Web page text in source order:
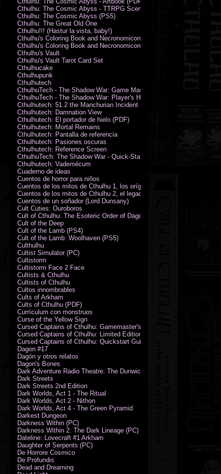
Cthulhu: The Cosmic Abyss - TTRPG Scenario - Arkham Horror (PDF)
Cthulhu: The Cosmic Abyss (PS5)
Cthulhu: The Great Old One
Cthulhu!!! (Hastur la vista, baby!)
Cthulhu's Coloring Book and Necronomicon of Sunny Day Doings
Cthulhu's Coloring Book and Necronomicon of Sunny Day Doings New
Cthulhu's Vault
Cthulhu's Vault Tarot Card Set
Cthulhucake
Cthulhupunk
Cthulhutech
CthulhuTech - The Shadow War: Game Master's Guide (PDF)
CthulhuTech - The Shadow War: Player's Handbook (PDF)
Cthulhutech: 51.2 the Manchurian Incident (PDF)
Cthulhutech: Damnation View
Cthulhutech: El portador de hielo (PDF)
Cthulhutech: Mortal Remains
Cthulhutech: Pantalla de referencia
Cthulhutech: Pasiones oscuras
Cthulhutech: Reference Screen
CthulhuTech: The Shadow War - Quick-Start Rules (PDF)
Cthulhutech: Vademécum
Cuaderno de ideas
Cuentos de horror para niños
Cuentos de los mitos de Cthulhu 1, los orígenes
Cuentos de los mitos de Cthulhu 2, el legado
Cuentos de un soñador (Lord Dunsany)
Cult Cuties: Ouroboros
Cult of Cthulhu: The Esoteric Order of Dagon Vol.1: Book One
Cult of the Deep
Cult of the Lamb (PS4)
Cult of the Lamb: Woolhaven (PS5)
Culthulhu
Cultist Simulator (PC)
Cultistorm
Cultistorm Face 2 Face
Cultists & Cthulhu
Cultists of Cthulhu
Cultos innombrables
Cults of Arkham
Cults of Cthulhu (PDF)
Currículum con monstruos
Curse of the Yellow Sign
Cursed Captains of Cthulhu: Gamemaster's Toolkit & Dice
Cursed Captains of Cthulhu: Limited Edition
Cursed Captains of Cthulhu: Quickstart Guide (PDF)
Dagon #17
Dagón y otros relatos
Dagon's Bones
Dark Adventure Radio Theatre: The Dunwich Horror - Audio CD with
Dark Streets
Dark Streets 2nd Edition
Dark Worlds, Act 1 - The Ritual
Dark Worlds, Act 2 - Nithon
Dark Worlds, Act 4 - The Green Pyramid
Darkest Dungeon
Darkness Within (PC)
Darkness Within 2: The Dark Lineage (PC)
Dateline: Lovecraft #1 Arkham
Daughter of Serpents (PC)
De Horrore Cosmico
De Profundis
Dead and Dreaming